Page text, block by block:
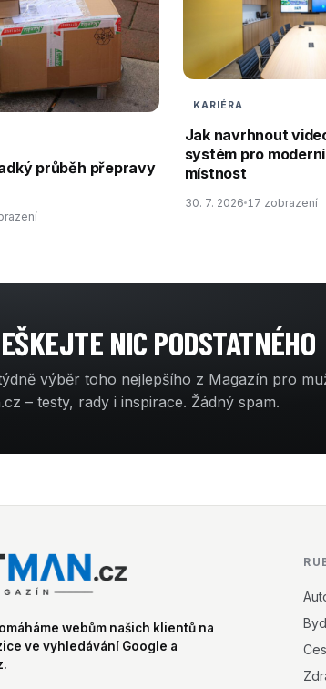
průběh přepravy
KARIÉRA
Jak navrhnout
systém pro
místnost
30. 7. 2026 17 zobrazení
NIC PODSTATNÉHO
výběr toho nejlepšího z Magazín pro
– testy, rady i inspirace. Žádný spam.
webům našich klientů na
ve vyhledávání Google a